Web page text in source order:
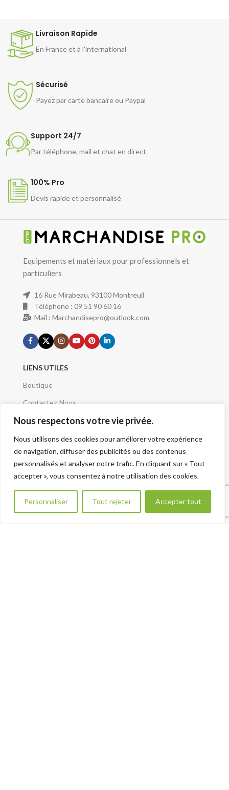
Nous respectons votre vie privée.
Nous utilisons des cookies pour améliorer votre expérience
de navigation, diffuser des publicités ou des contenus
personnalisés et analyser notre trafic. En cliquant sur « Tout
accepter », vous consentez à notre utilisation des cookies.
Personnaliser Tout rejeter Accepter tout
Livraison Rapide
En France et à l'international
Sécurisé
Payez par carte bancaire ou Paypal
Support 24/7
Par téléphone, mail et chat en direct
100% Pro
Devis rapide et personnalisé
Equipements et matériaux pour professionnels et
particuliers
16 Rue Mirabeau, 93100 Montreuil
Téléphone : 09 51 90 60 16
Mail : Marchandisepro@outlook.com
LIENS UTILES
Boutique
Contactez-Nous
Demande de devis
Mentions Légales
Conditions Générales
Qui sommes nous
A Propos
Plan du site - Sitemap
VOTRE PROJET
Besoin d aide ?